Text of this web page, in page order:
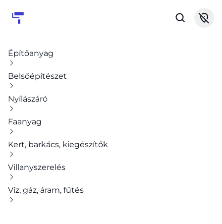
Építőanyag
Belsőépítészet
Nyílászáró
Faanyag
Kert, barkács, kiegészítők
Villanyszerelés
Víz, gáz, áram, fűtés